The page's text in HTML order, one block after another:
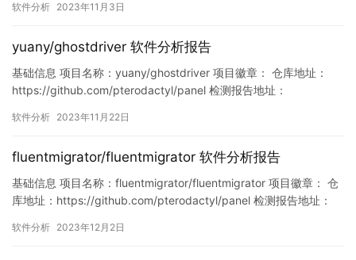
7568/1720276081495289856 此报告由Murphysec提供 漏洞列
软件分析 2023年11月3日
yuany/ghostdriver 软件分析报告
基础信息 项目名称：yuany/ghostdriver 项目徽章： 仓库地址：
https://github.com/pterodactyl/panel 检测报告地址：
0800/1727236229252472832 此报告由Murphysec提供 …
软件分析 2023年11月22日
fluentmigrator/fluentmigrator 软件分析报告
基础信息 项目名称：fluentmigrator/fluentmigrator 项目徽章： 仓
库地址：https://github.com/pterodactyl/panel 检测报告地址：
79328/1730950447218778112 此报告由…
软件分析 2023年12月2日